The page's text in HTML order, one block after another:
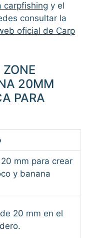
carpfishing y el
consultar la
oficial de Carp
ZONE
20MM
PARA
mm para crear
y banana
20 mm en el